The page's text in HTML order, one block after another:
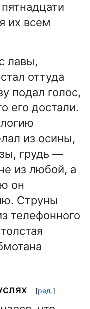
их всем
лавы,
оттуда
подал голос,
его достали.
из осины,
грудь —
из любой, а
он
Струны
телефонного
[ред.]